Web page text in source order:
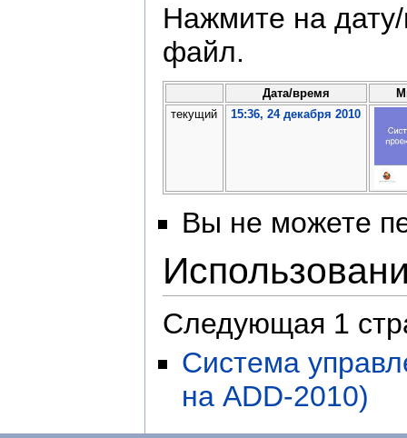
Нажмите на
файл.
Дата/время
текущий
15:36, 24 декабря 2010
Вы не можете
Следующая 1
Система
на ADD-2010)